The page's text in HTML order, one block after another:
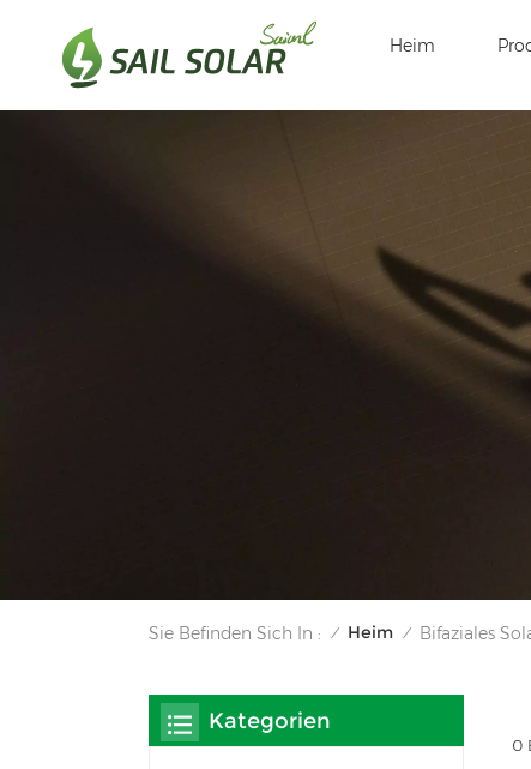
Heim
Sie Befinden Sich In : / Heim / Bifaziales
0
Kategorien